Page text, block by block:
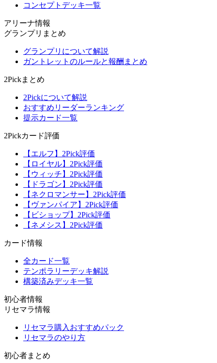
コンセプトデッキ一覧
アリーナ情報
グランプリまとめ
グランプリについて解説
ガントレットのルールと報酬まとめ
2Pickまとめ
2Pickについて解説
おすすめリーダーランキング
提示カード一覧
2Pickカード評価
【エルフ】2Pick評価
【ロイヤル】2Pick評価
【ウィッチ】2Pick評価
【ドラゴン】2Pick評価
【ネクロマンサー】2Pick評価
【ヴァンパイア】2Pick評価
【ビショップ】2Pick評価
【ネメシス】2Pick評価
カード情報
全カード一覧
テンポラリーデッキ解説
構築済みデッキ一覧
初心者情報
リセマラ情報
リセマラ購入おすすめパック
リセマラのやり方
初心者まとめ